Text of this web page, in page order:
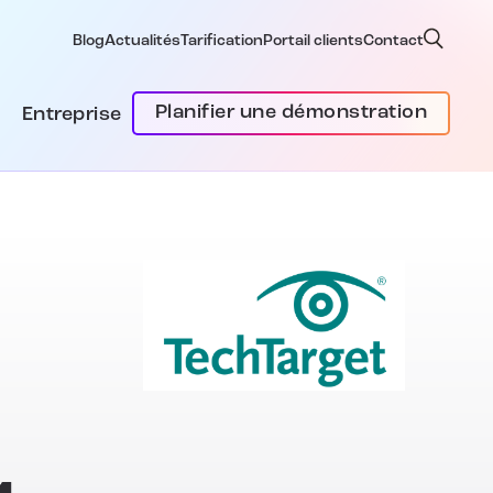
BlogActualitésTarification Portail clientsContact
Entreprise Planifier une démonstration